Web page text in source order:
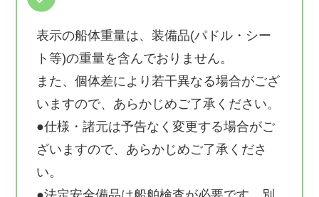
表示の船体重量は、装備品(パドル・シー
ト等)の重量を含んでおりません。
また、個体差により若干異なる場合がござ
いますので、あらかじめご了承ください。
●仕様・諸元は予告なく変更する場合がご
ざいますので、あらかじめご了承くださ
い。